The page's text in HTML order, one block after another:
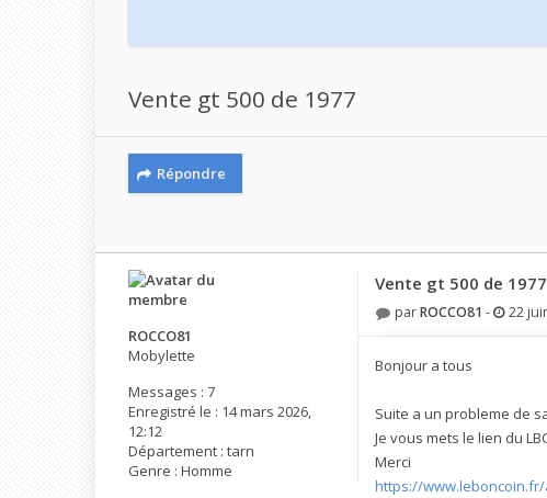
Vente gt 500 de 1977
Répondre
ROCCO81
Mobylette
Messages : 7
Enregistré le : 14 mars 2026,
12:12
Département : tarn
Genre : Homme
Vente gt 500 de 1977
parROCCO81 - 22
Bonjour a tous
Suite a un probleme de
Je vous mets le lien du
Merci
https://